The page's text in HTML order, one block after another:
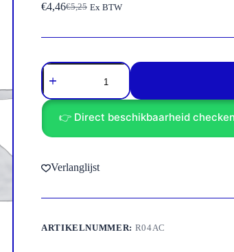
€5,25
Oorspronkelijke
was:
€4,46Huidige
is:
Ex BTW
Schroefhuls
1/4
aantal
👉 Direct beschikbaarheid
Verlanglijst
ARTIKELNUMMER: R04AC